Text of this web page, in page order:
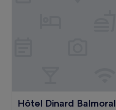
Hôtel Dinard Balmoral
Hôtel Dinard Balmoral